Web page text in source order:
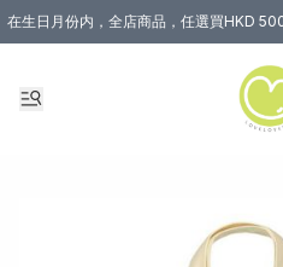
在生日月份内，全店商品，任選買HKD